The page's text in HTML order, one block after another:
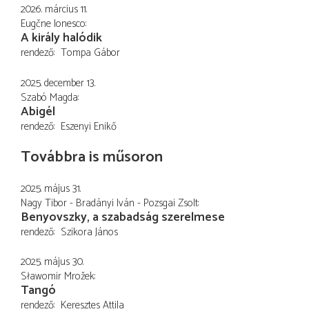
2026. március 11.
Eugčne Ionesco
A király halódik
rendező Tompa Gábor
2025. december 13.
Szabó Magda
Abigél
rendező Eszenyi Enikő
Továbbra is műsoron
2025. május 31.
Nagy Tibor - Bradányi Iván - Pozsgai Zsolt
Benyovszky, a szabadság szerelmese
rendező Szikora János
2025. május 30.
Sławomir Mrožek
Tangó
rendező Keresztes Attila